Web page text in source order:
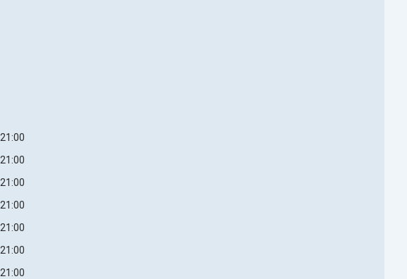
21:00
21:00
21:00
21:00
21:00
21:00
21:00